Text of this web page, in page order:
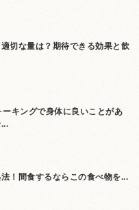
切な量は？期待できる効果と飲
キングで身体に良いことがあ
！間食するならこの食べ物を...